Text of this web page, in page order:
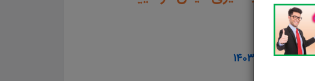
سال ۱۴۰۳